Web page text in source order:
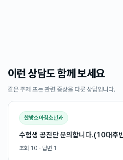
이런 상담도 함께 보세요
같은 주제 또는 관련 증상을 다룬 상담입니다.
한방소아청소년과
수험생 공진단 문의합니다.(10대후
조회 10 · 답변 1